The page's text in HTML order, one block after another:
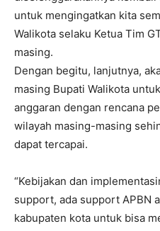
untuk mengingatkan kita
Walikota selaku Ketua Tim
masing.
Dengan begitu, lanjutnya,
masing Bupati Walikota
anggaran dengan rencana
wilayah masing-masing
dapat tercapai.
“Kebijakan dan
support, ada support APBN
kabupaten kota untuk bisa